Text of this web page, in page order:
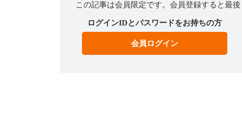
この記事は会員限定です。会員登録すると最後
ログインIDとパスワードをお持ちの方
会員ログイン